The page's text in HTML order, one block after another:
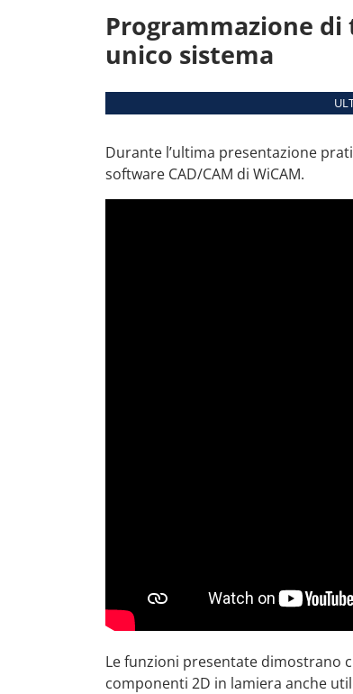
Programmazione
unico sistema
Durante l’ultima presentazione
software CAD/CAM di WiCAM.
Le funzioni presentate dimostrano
componenti 2D in lamiera anche